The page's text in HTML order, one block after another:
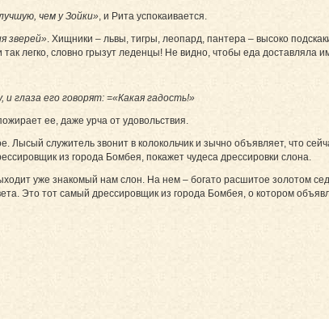
чем у Зойки» , и Рита успокаивается.
зверей» . Хищники – львы, тигры, леопард, пантера – высоко
легко, словно грызут леденцы! Не видно, чтобы еда доставляла
глаза его говорят: =«Какая гадость!»
ее, даже урча от удовольствия.
Лысый служитель звонит в колокольчик и зычно объявляет, что
из города Бомбея, покажет чудеса дрессировки слона.
уже знакомый нам слон. На нем – богато расшитое золотом
Это тот самый дрессировщик из города Бомбея, о котором